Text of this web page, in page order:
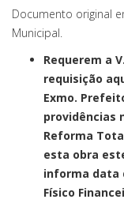
Documento original
Municipal.
Requerem a
requisição
Exmo.
providências
Reforma
esta obra
informa data
Físico